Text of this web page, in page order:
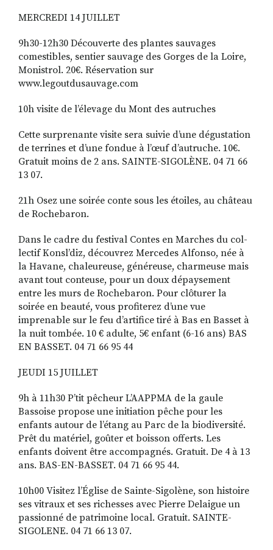
MERCREDI 14 JUILLET
9h30-12h30 Découverte des plantes sauvages
comestibles, sentier sauvage des Gorges de la Loire,
Monistrol. 20€. Réservation sur
www.legoutdusauvage.com
10h visite de l’élevage du Mont des autruches
Cette surprenante visite sera suivie d’une dégustation
de ter­rines et d’une fondue à l’œuf d’autruche. 10€.
Gratuit moins de 2 ans. SAINTE-SIGOLÈNE. 04 71 66
13 07.
21h Osez une soirée conte sous les étoiles, au château
de Rochebaron.
Dans le cadre du festival Contes en Marches du col­
lectif Konsl’diz, découvrez Mercedes Alfonso, née à
la Havane, chaleureuse, géné­reuse, charmeuse mais
avant tout conteuse, pour un doux dépaysement
entre les murs de Rochebaron. Pour clôturer la
soirée en beauté, vous profiterez d’une vue
imprenable sur le feu d’artifice tiré à Bas en Basset à
la nuit tombée. 10 € adulte, 5€ enfant (6-16 ans) BAS
EN BASSET. 04 71 66 95 44
JEUDI 15 JUILLET
9h à 11h30 P’tit pêcheur L’AAPPMA de la gaule
Bassoise propose une initiation pêche pour les
enfants autour de l’étang au Parc de la biodiversité.
Prêt du matériel, goûter et boisson offerts. Les
enfants doivent être accompagnés. Gratuit. De 4 à 13
ans. BAS-EN-BASSET. 04 71 66 95 44.
10h00 Visitez l’Église de Sainte-Sigolène, son histoire
ses vitraux et ses richesses avec Pierre Delaigue un
passionné de patrimoine local. Gratuit. SAINTE-
SIGOLENE. 04 71 66 13 07.